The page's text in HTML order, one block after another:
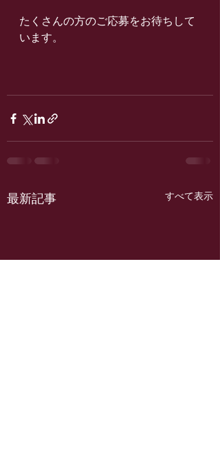
たくさんの方のご応募をお待ちして
います。
最新記事 すべて表示